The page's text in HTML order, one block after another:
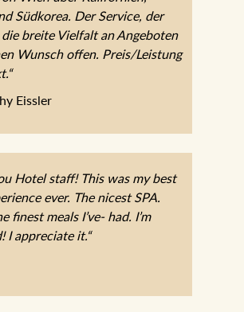
Wien über Kalifornien,
Südkorea. Der Service, der
breite Vielfalt an Angeboten
Wunsch offen.
Hotel staff! This was my best
ever. The nicest SPA.
finest meals I’ve- had. I’m